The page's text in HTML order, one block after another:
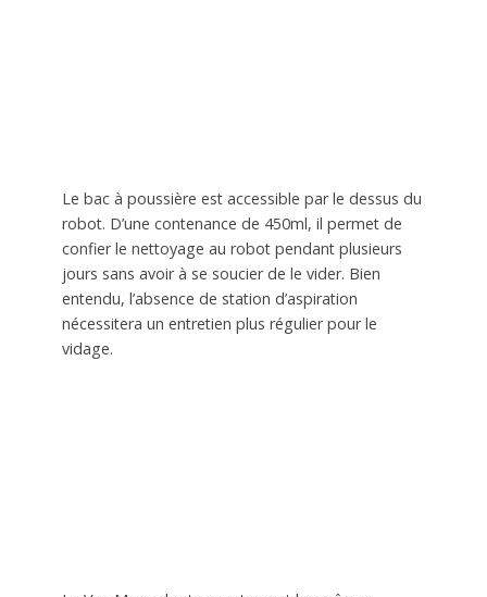
Le bac à poussière est accessible par le dessus du
robot. D’une contenance de 450ml, il permet de
confier le nettoyage au robot pendant plusieurs
jours sans avoir à se soucier de le vider. Bien
entendu, l’absence de station d’aspiration
nécessitera un entretien plus régulier pour le
vidage.